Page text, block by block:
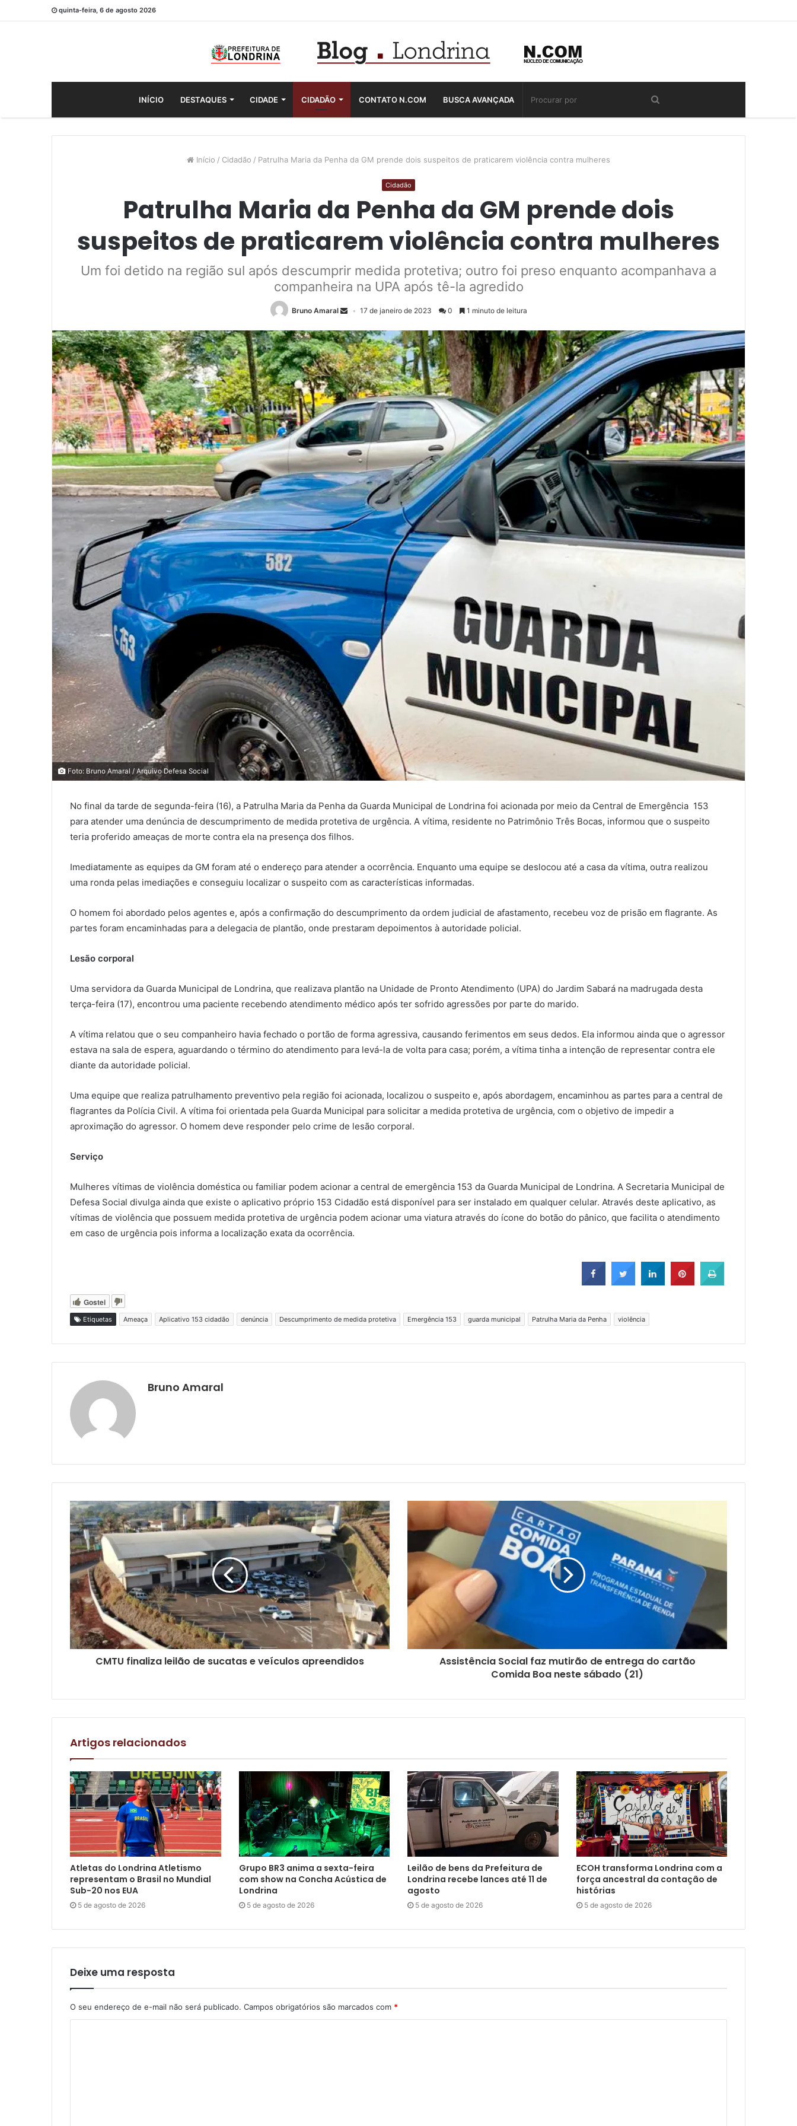
quinta-feira, 6 de agosto 2026
INÍCIO DESTAQUES CIDADE CIDADÃO CONTATO N.COM BUSCA AVANÇADA
Início / Cidadão / Patrulha Maria da Penha da GM prende dois suspeitos de praticarem violência contra mulheres
Cidadão
Patrulha Maria da Penha da GM prende dois
suspeitos de praticarem violência contra mulheres
Um foi detido na região sul após descumprir medida protetiva; outro foi preso enquanto acompanhava a
companheira na UPA após tê-la agredido
Bruno Amaral 17 de janeiro de 2023 0 1 minuto de leitura
Foto: Bruno Amaral / Arquivo Defesa Social
No final da tarde de segunda-feira (16), a Patrulha Maria da Penha da Guarda Municipal de Londrina foi acionada por meio da Central de Emergência 153
para atender uma denúncia de descumprimento de medida protetiva de urgência. A vítima, residente no Patrimônio Três Bocas, informou que o suspeito
teria proferido ameaças de morte contra ela na presença dos filhos.
Imediatamente as equipes da GM foram até o endereço para atender a ocorrência. Enquanto uma equipe se deslocou até a casa da vítima, outra realizou
uma ronda pelas imediações e conseguiu localizar o suspeito com as características informadas.
O homem foi abordado pelos agentes e, após a confirmação do descumprimento da ordem judicial de afastamento, recebeu voz de prisão em flagrante. As
partes foram encaminhadas para a delegacia de plantão, onde prestaram depoimentos à autoridade policial.
Lesão corporal
Uma servidora da Guarda Municipal de Londrina, que realizava plantão na Unidade de Pronto Atendimento (UPA) do Jardim Sabará na madrugada desta
terça-feira (17), encontrou uma paciente recebendo atendimento médico após ter sofrido agressões por parte do marido.
A vítima relatou que o seu companheiro havia fechado o portão de forma agressiva, causando ferimentos em seus dedos. Ela informou ainda que o agressor
estava na sala de espera, aguardando o término do atendimento para levá-la de volta para casa; porém, a vítima tinha a intenção de representar contra ele
diante da autoridade policial.
Uma equipe que realiza patrulhamento preventivo pela região foi acionada, localizou o suspeito e, após abordagem, encaminhou as partes para a central de
flagrantes da Polícia Civil. A vítima foi orientada pela Guarda Municipal para solicitar a medida protetiva de urgência, com o objetivo de impedir a
aproximação do agressor. O homem deve responder pelo crime de lesão corporal.
Serviço
Mulheres vítimas de violência doméstica ou familiar podem acionar a central de emergência 153 da Guarda Municipal de Londrina. A Secretaria Municipal de
Defesa Social divulga ainda que existe o aplicativo próprio 153 Cidadão está disponível para ser instalado em qualquer celular. Através deste aplicativo, as
vítimas de violência que possuem medida protetiva de urgência podem acionar uma viatura através do ícone do botão do pânico, que facilita o atendimento
em caso de urgência pois informa a localização exata da ocorrência.
Gostei
Etiquetas Ameaça Aplicativo 153 cidadão denúncia Descumprimento de medida protetiva Emergência 153 guarda municipal Patrulha Maria da Penha violência
Bruno Amaral
CMTU finaliza leilão de sucatas e veículos apreendidos
Assistência Social faz mutirão de entrega do cartão
Comida Boa neste sábado (21)
Artigos relacionados
Atletas do Londrina Atletismo
representam o Brasil no Mundial
Sub-20 nos EUA
5 de agosto de 2026
Grupo BR3 anima a sexta-feira
com show na Concha Acústica de
Londrina
5 de agosto de 2026
Leilão de bens da Prefeitura de
Londrina recebe lances até 11 de
agosto
5 de agosto de 2026
ECOH transforma Londrina com a
força ancestral da contação de
histórias
5 de agosto de 2026
Deixe uma resposta
O seu endereço de e-mail não será publicado. Campos obrigatórios são marcados com *
COMPARTILHAMENTOS